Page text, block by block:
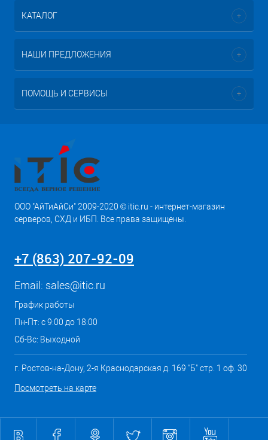
КАТАЛОГ
НАШИ ПРЕДЛОЖЕНИЯ
ПОМОЩЬ И СЕРВИСЫ
ООО "АйТиАйСи" 2009-2020 © itic.ru - интернет-магазин
серверов, СХД и ИБП. Все права защищены.
+7 (863) 207-92-09
Email: sales@itic.ru
График работы
Пн-Пт: с 9:00 до 18:00
Сб-Вс: Выходной
г. Ростов-на-Дону, 2-я Краснодарская д. 169 "Б" стр. 1 оф. 30
Посмотреть на карте